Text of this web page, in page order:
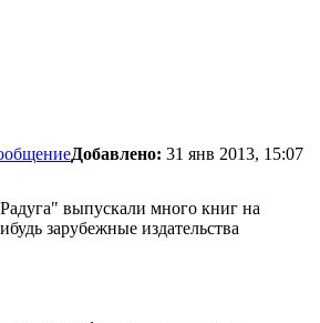
Добавлено: 31 янв 2013, 15:07
выпускали много книг на
зарубежные издательства